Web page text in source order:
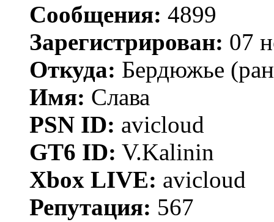
Сообщения: 4899
Зарегистрирован: 07
Откуда: Бердюжье
Имя: Слава
PSN ID: avicloud
GT6 ID: V.Kalinin
Xbox LIVE: avicloud
Репутация: 567